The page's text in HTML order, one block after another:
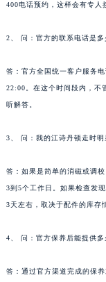
400电话预约，这样会有专人
2、 问：官方的联系电话是
答：官方全国统一客户服务
22:00。在这个时间段内，不
听解答。
3、 问：我的江诗丹顿走时
答：如果是简单的消磁或调
3到5个工作日。如果检查发
3天左右，取决于配件的库存
4、 问：官方保养后能提供多
答：通过官方渠道完成的保